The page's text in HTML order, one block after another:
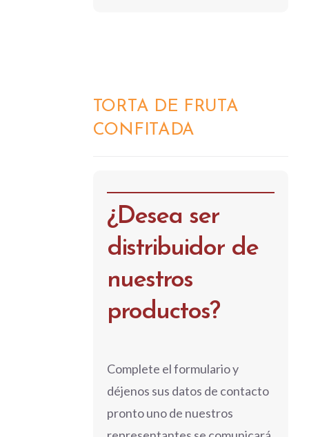
TORTA DE FRUTA
CONFITADA
¿Desea ser
distribuidor de
nuestros
productos?
Complete el formulario y
déjenos sus datos de contacto
pronto uno de nuestros